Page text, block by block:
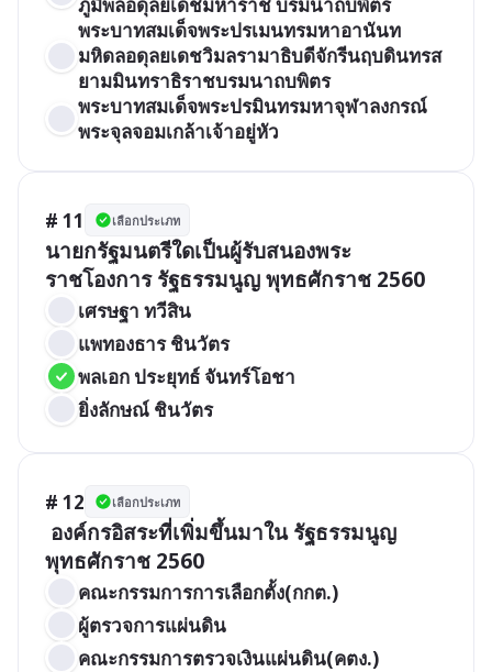
พระบาทสมเด็จพระปรเมนทรมหาอานันท
มหิดลอดุลยเดชวิมลรามาธิบดีจักรีนฤบดินทรส
ยามมินทราธิราชบรมนาถบพิตร
พระบาทสมเด็จพระปรมินทรมหาจุฬาลงกรณ์
พระจุลจอมเกล้าเจ้าอยู่หัว
# 11 เลือกประเภท
นายกรัฐมนตรีใดเป็นผู้รับสนองพระ
ราชโองการ รัฐธรรมนูญ พุทธศักราช 2560
เศรษฐา ทวีสิน
แพทองธาร ชินวัตร
พลเอก ประยุทธ์ จันทร์โอชา
ยิ่งลักษณ์ ชินวัตร
# 12 เลือกประเภท
พุทธศักราช 2560
คณะกรรมการการเลือกตั้ง(กกต.)
ผู้ตรวจการแผ่นดิน
คณะกรรมการตรวจเงินแผ่นดิน(คตง.)